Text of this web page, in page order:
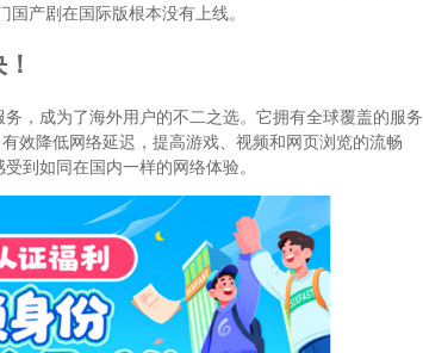
产剧在国际版根本没有上线。
，成为了海外用户的不二之选。它拥有全球覆盖的服务
效降低网络延迟，提高游戏、视频和网页浏览的流畅
到如同在国内一样的网络体验。